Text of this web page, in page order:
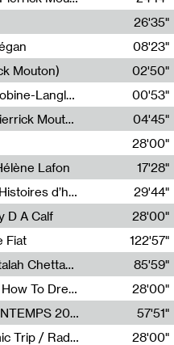
26'35"
08'23"
Mouton)
02'50"
Dans la nuit les nuages - Théo Robine-Langlois
00'53"
Bathi Diabaye - Tambacounda (Pierrick Mouton)
04'45"
28'00"
Lafon
Lafon
17'28"
Paysages animés #3 : Prairies – Histoires d’herbes et d’humains
29'44"
D A Calf
28'00"
Fiat
122'57"
Formule Magique #3 : Selim-a Attalah Chettaoui
85'59"
Radia Show #1103 : “Learning AI How To Dream” by Sebastian Dingens (Radio Campus Bruxelles)
28'00"
LA PYRAMIDE DE BOIS 12 / PRINTEMPS 2026
57'51"
Radia Show #1102 : The Economic Trip / Radio Grenouille
28'00"